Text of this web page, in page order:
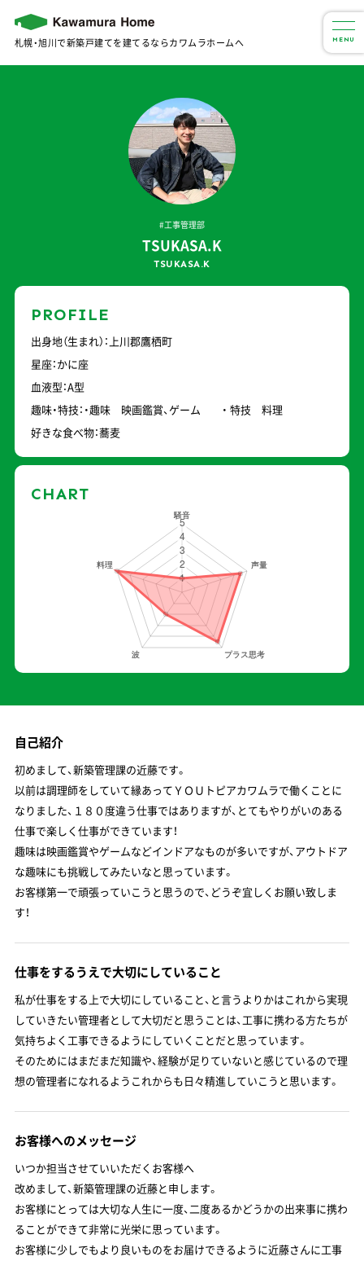
札幌・旭川で新築戸建てを建てるならカワムラホームへ MENU
#工事管理部
TSUKASA.K
TSUKASA.K
PROFILE
出身地（生まれ）：上川郡鷹栖町
星座：かに座
血液型：A型
趣味・特技：・趣味 映画鑑賞、ゲーム ・ 特技 料理
好きな食べ物：蕎麦
CHART
自己紹介
初めまして、新築管理課の近藤です。
以前は調理師をしていて縁あってＹＯＵトピアカワムラで働くことに
なりました、１８０度違う仕事ではありますが、とてもやりがいのある
仕事で楽しく仕事ができています！
趣味は映画鑑賞やゲームなどインドアなものが多いですが、アウトドア
な趣味にも挑戦してみたいなと思っています。
お客様第一で頑張っていこうと思うので、どうぞ宜しくお願い致しま
す！
仕事をするうえで大切にしていること
私が仕事をする上で大切にしていること、と言うよりかはこれから実現
していきたい管理者として大切だと思うことは、工事に携わる方たちが
気持ちよく工事できるようにしていくことだと思っています。
そのためにはまだまだ知識や、経験が足りていないと感じているので理
想の管理者になれるようこれからも日々精進していこうと思います。
お客様へのメッセージ
いつか担当させていいただくお客様へ
改めまして、新築管理課の近藤と申します。
お客様にとっては大切な人生に一度、二度あるかどうかの出来事に携わ
ることができて非常に光栄に思っています。
お客様に少しでもより良いものをお届けできるように近藤さんに工事